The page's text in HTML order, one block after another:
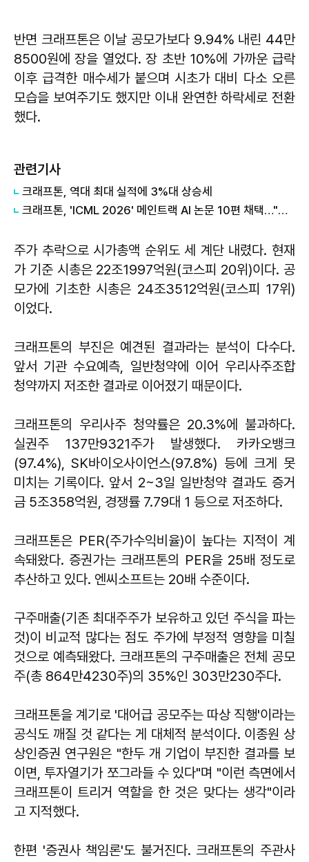
반면 크래프톤은 이날 공모가보다 9.94% 내린 44만
8500원에 장을 열었다. 장 초반 10%에 가까운 급락
이후 급격한 매수세가 붙으며 시초가 대비 다소 오른
모습을 보여주기도 했지만 이내 완연한 하락세로 전환
했다.
관련기사
크래프톤, 역대 최대 실적에 3%대 상승세
크래프톤, 'ICML 2026' 메인트랙 AI 논문 10편 채택…"역대 최대 성과"
주가 추락으로 시가총액 순위도 세 계단 내렸다. 현재
가 기준 시총은 22조1997억원(코스피 20위)이다. 공
모가에 기초한 시총은 24조3512억원(코스피 17위)
이었다.
크래프톤의 부진은 예견된 결과라는 분석이 다수다.
앞서 기관 수요예측, 일반청약에 이어 우리사주조합
청약까지 저조한 결과로 이어졌기 때문이다.
크래프톤의 우리사주 청약률은 20.3%에 불과하다.
실권주 137만9321주가 발생했다. 카카오뱅크
(97.4%), SK바이오사이언스(97.8%) 등에 크게 못
미치는 기록이다. 앞서 2~3일 일반청약 결과도 증거
금 5조358억원, 경쟁률 7.79대 1 등으로 저조하다.
크래프톤은 PER(주가수익비율)이 높다는 지적이 계
속돼왔다. 증권가는 크래프톤의 PER을 25배 정도로
추산하고 있다. 엔씨소프트는 20배 수준이다.
구주매출(기존 최대주주가 보유하고 있던 주식을 파는
것)이 비교적 많다는 점도 주가에 부정적 영향을 미칠
것으로 예측돼왔다. 크래프톤의 구주매출은 전체 공모
주(총 864만4230주)의 35%인 303만230주다.
크래프톤을 계기로 '대어급 공모주는 따상 직행'이라는
공식도 깨질 것 같다는 게 대체적 분석이다. 이종원 상
상인증권 연구원은 "한두 개 기업이 부진한 결과를 보
이면, 투자열기가 쪼그라들 수 있다"며 "이런 측면에서
크래프톤이 트리거 역할을 한 것은 맞다는 생각"이라
고 지적했다.
한편 '증권사 책임론'도 불거진다. 크래프톤의 주관사